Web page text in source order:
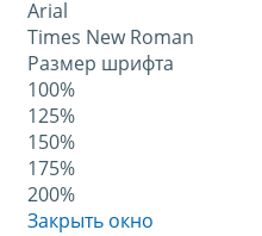
Arial
Times New Roman
Размер шрифта
100%
125%
150%
175%
200%
Закрыть окно